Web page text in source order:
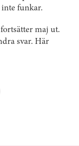
funkar.
maj ut.
svar. Här